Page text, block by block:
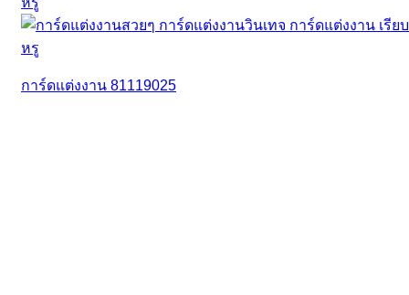
การ์ดแต่งงาน 81119025